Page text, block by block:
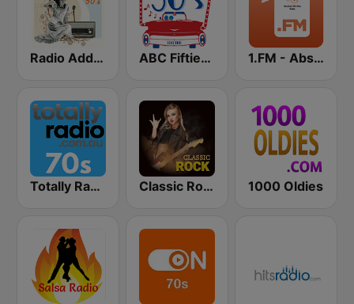
Radio Addictive 50s ABC Fifties (50's) 1.FM - Absolute 70s Pop
Totally Radio 70s Classic Rock Station 1000 Oldies